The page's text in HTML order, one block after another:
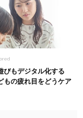
びもデジタル化する
もの疲れ目をどうケア